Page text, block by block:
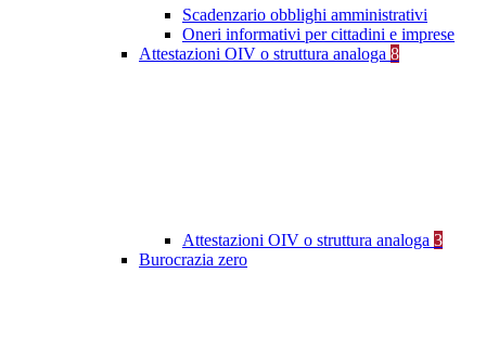
Scadenzario obblighi amministrativi
Oneri informativi per cittadini e imprese
Attestazioni OIV o struttura analoga 8
Attestazioni OIV o struttura analoga 3
Burocrazia zero